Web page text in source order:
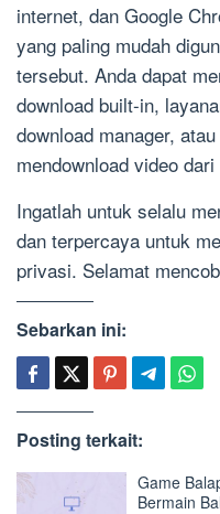
internet, dan Google
yang paling mudah
tersebut. Anda dapat
download built-in,
download manager,
mendownload video
Ingatlah untuk selalu
dan terpercaya untuk
privasi. Selamat
Sebarkan ini:
Posting terkait:
Game
Bermain